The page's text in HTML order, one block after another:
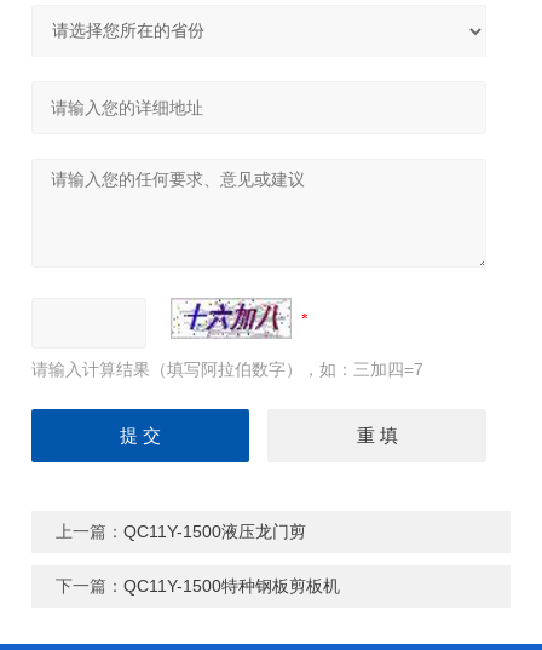
请输入计算结果（填写阿拉伯数字），如：三加四=7
上一篇：QC11Y-1500液压龙门剪
下一篇：QC11Y-1500特种钢板剪板机